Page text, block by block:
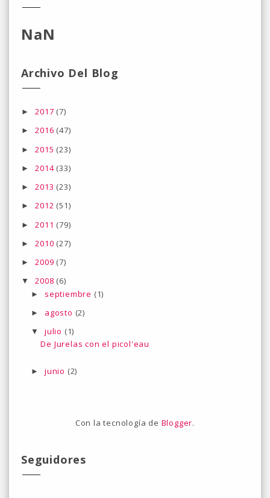
NaN
Archivo Del Blog
►2017 (7)
►2016 (47)
►2015 (23)
►2014 (33)
►2013 (23)
►2012 (51)
►2011 (79)
►2010 (27)
►2009 (7)
▼2008 (6)
► septiembre (1)
► agosto (2)
▼ julio (1)
De Jurelas con el picol'eau
► junio (2)
Con la tecnología de Blogger.
Seguidores